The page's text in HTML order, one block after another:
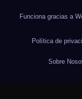
Funciona gracias a
Política de
Sobre